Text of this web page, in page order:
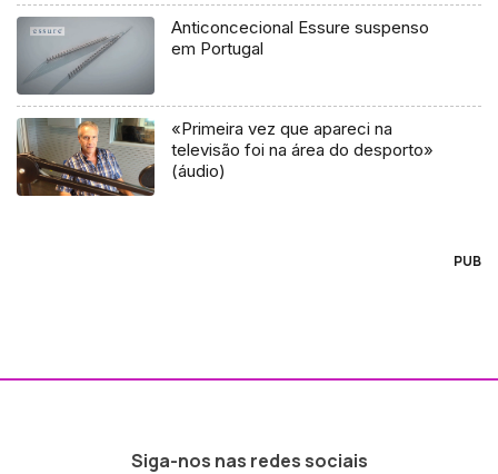
Anticoncecional Essure suspenso
em Portugal
«Primeira vez que apareci na
televisão foi na área do desporto»
(áudio)
PUB
Siga-nos nas redes sociais